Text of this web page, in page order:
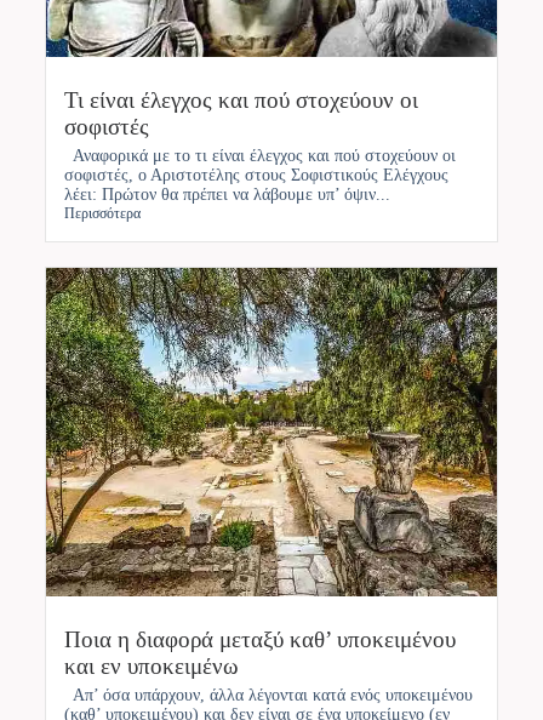
Τι είναι έλεγχος και πού στοχεύουν οι
σοφιστές
Αναφορικά με το τι είναι έλεγχος και πού στοχεύουν οι
σοφιστές, ο Αριστοτέλης στους Σοφιστικούς Ελέγχους
λέει: Πρώτον θα πρέπει να λάβουμε υπ’ όψιν...
Περισσότερα
Ποια η διαφορά μεταξύ καθ’ υποκειμένου
και εν υποκειμένω
Απ’ όσα υπάρχουν, άλλα λέγονται κατά ενός υποκειμένου
(καθ’ υποκειμένου) και δεν είναι σε ένα υποκείμενο (εν